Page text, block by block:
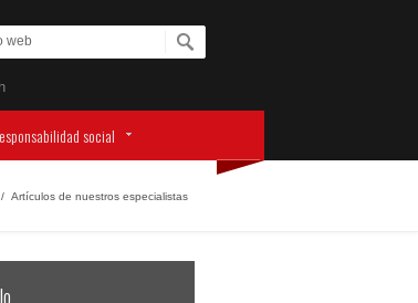
social
/ Artículos de nuestros especialistas